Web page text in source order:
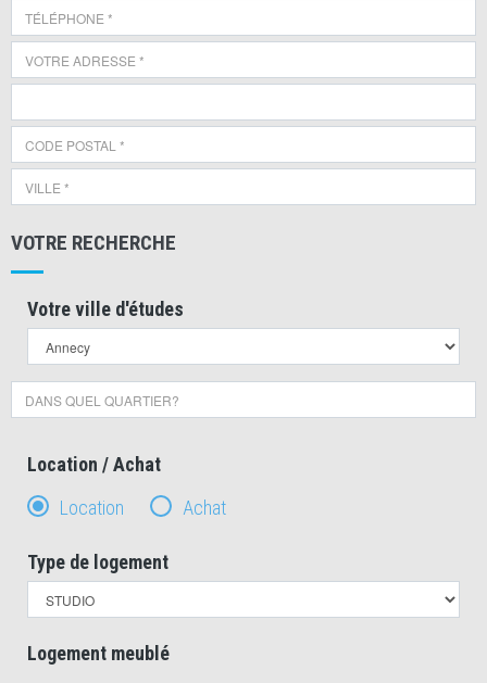
VOTRE RECHERCHE
Votre ville d'études
Location / Achat
Location
Achat
Type de logement
Logement meublé